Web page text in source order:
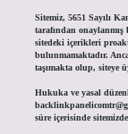
Sitemiz, 5651 Sayılı
tarafından onaylanmış
sitedeki içerikleri
bulunmamaktadır.
taşımakta olup, siteye
Hukuka ve yasal
süre içerisinde